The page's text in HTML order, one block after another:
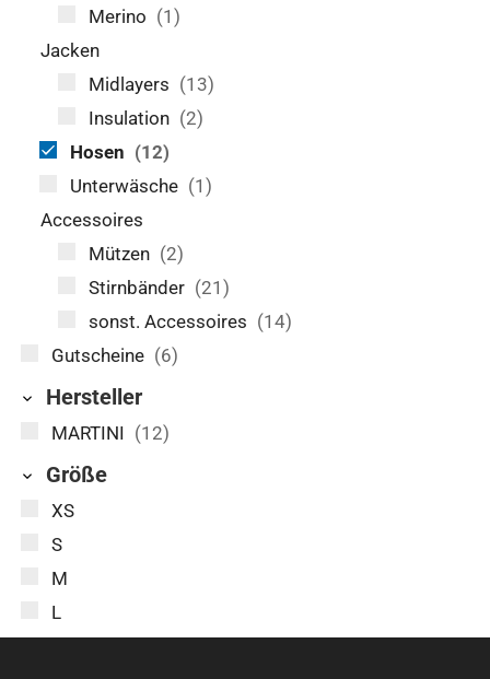
Merino (1)
Jacken
Midlayers (13)
Insulation (2)
Hosen (12)
Unterwäsche (1)
Accessoires
Mützen (2)
Stirnbänder (21)
sonst. Accessoires (14)
Gutscheine (6)
Hersteller
MARTINI (12)
Größe
XS
S
M
L